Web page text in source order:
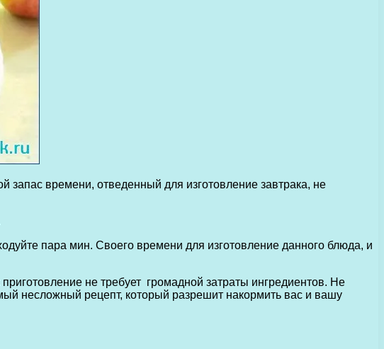
времени, отведенный для изготовление завтрака, не
пара мин. Своего времени для изготовление данного блюда, и
не требует громадной затраты ингредиентов. Не
несложный рецепт, который разрешит накормить вас и вашу